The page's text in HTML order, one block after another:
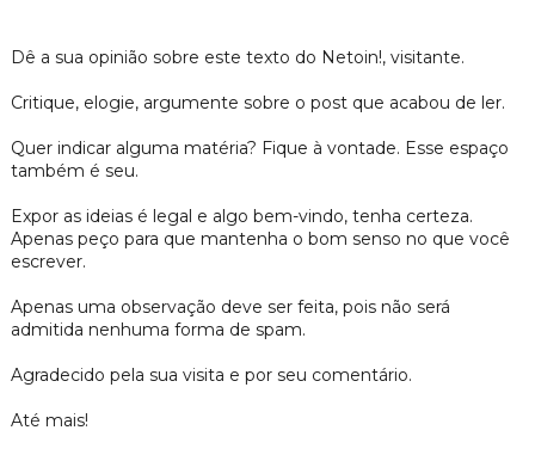
Dê a sua opinião sobre este texto do Netoin!, visitante.
Critique, elogie, argumente sobre o post que acabou de ler.
Quer indicar alguma matéria? Fique à vontade. Esse espaço
também é seu.
Expor as ideias é legal e algo bem-vindo, tenha certeza.
Apenas peço para que mantenha o bom senso no que você
escrever.
Apenas uma observação deve ser feita, pois não será
admitida nenhuma forma de spam.
Agradecido pela sua visita e por seu comentário.
Até mais!